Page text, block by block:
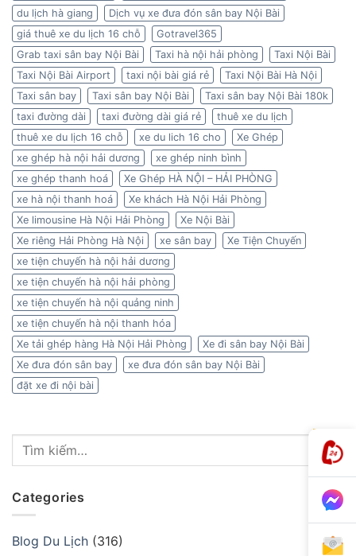
du lịch hà giang
Dịch vụ xe đưa đón sân bay Nội Bài
giá thuê xe du lịch 16 chỗ
Gotravel365
Grab taxi sân bay Nội Bài
Taxi hà nội hải phòng
Taxi Nội Bài
Taxi Nội Bài Airport
taxi nội bài giá rẻ
Taxi Nội Bài Hà Nội
Taxi sân bay
Taxi sân bay Nội Bài
Taxi sân bay Nội Bài 180k
taxi đường dài
taxi đường dài giá rẻ
thuê xe du lịch
thuê xe du lịch 16 chỗ
xe du lich 16 cho
Xe Ghép
xe ghép hà nội hải dương
xe ghép ninh bình
xe ghép thanh hoá
Xe Ghép HÀ NỘI – HẢI PHÒNG
xe hà nội thanh hoá
Xe khách Hà Nội Hải Phòng
Xe limousine Hà Nội Hải Phòng
Xe Nội Bài
Xe riêng Hải Phòng Hà Nội
xe sân bay
Xe Tiện Chuyến
xe tiện chuyến hà nội hải dương
xe tiện chuyến hà nội hải phòng
xe tiện chuyến hà nội quảng ninh
xe tiện chuyến hà nội thanh hóa
Xe tải ghép hàng Hà Nội Hải Phòng
Xe đi sân bay Nội Bài
Xe đưa đón sân bay
xe đưa đón sân bay Nội Bài
đặt xe đi nội bài
Categories
Blog Du Lịch (316)